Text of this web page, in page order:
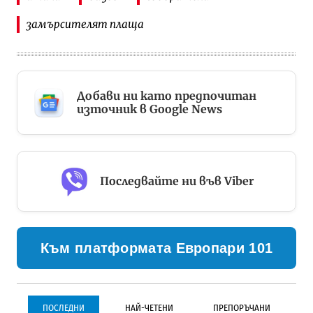
замърсителят плаща
Добави ни като предпочитан
източник в Google News
Последвайте ни във Viber
Към платформата Европари 101
ПОСЛЕДНИ НАЙ-ЧЕТЕНИ ПРЕПОРЪЧАНИ